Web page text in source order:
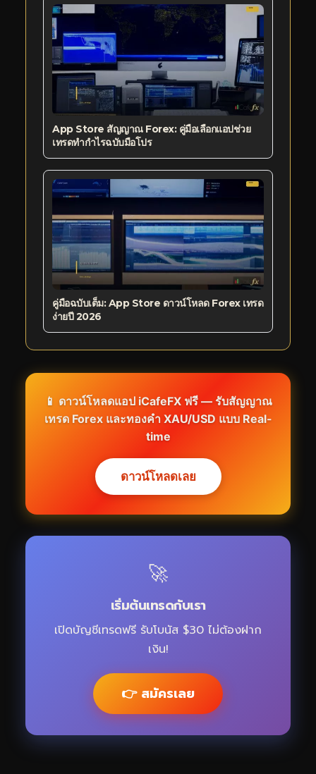
App Store สัญญาณ Forex: คู่มือเลือกแอปช่วย
เทรดทำกำไรฉบับมือโปร
คู่มือฉบับเต็ม: App Store ดาวน์โหลด Forex เทรด
ง่ายปี 2026
📱 ดาวน์โหลดแอป iCafeFX ฟรี — รับสัญญาณ
เทรด Forex และทองคำ XAU/USD แบบ Real-
time
ดาวน์โหลดเลย
🚀
เริ่มต้นเทรดกับเรา
เปิดบัญชีเทรดฟรี รับโบนัส $30 ไม่ต้องฝาก
เงิน!
👉 สมัครเลย